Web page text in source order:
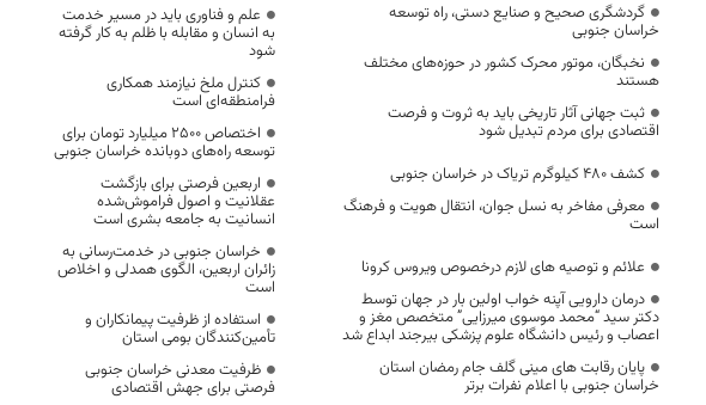
گردشگری صحیح و صنایع دستی، راه توسعه
خراسان جنوبی
نخبگان، موتور محرک کشور در حوزه‌های مختلف
هستند
ثبت جهانی آثار تاریخی باید به ثروت و فرصت
اقتصادی برای مردم تبدیل شود
کشف ۴۸۰ کیلوگرم تریاک در خراسان جنوبی
معرفی مفاخر به نسل جوان، انتقال هویت و فرهنگ
است
علائم و توصیه های لازم درخصوص ویروس کرونا
درمان دارویی آپنه خواب اولین بار در جهان توسط
دکتر سید “محمد موسوی میرزایی” متخصص مغز و
اعصاب و رئیس دانشگاه علوم پزشکی بیرجند ابداع شد
پایان رقابت های مینی گلف جام رمضان استان
خراسان جنوبی با اعلام نفرات برتر
علم و فناوری باید در مسیر خدمت
به انسان و مقابله با ظلم به کار گرفته
شود
کنترل ملخ نیازمند همکاری
فرامنطقه‌ای است
اختصاص 2500 میلیارد تومان برای
توسعه راه‌های دوبانده خراسان جنوبی
اربعین فرصتی برای بازگشت
عقلانیت و اصول فراموش‌شده
انسانیت به جامعه بشری است
خراسان جنوبی در خدمت‌رسانی به
زائران اربعین، الگوی همدلی و اخلاص
است
استفاده از ظرفیت پیمانکاران و
تأمین‌کنندگان بومی استان
ظرفیت معدنی خراسان جنوبی
فرصتی برای جهش اقتصادی